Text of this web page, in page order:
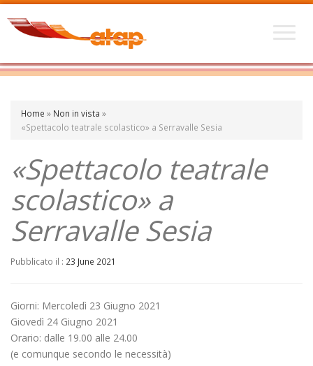
Home » Non in vista »
«Spettacolo teatrale scolastico» a Serravalle Sesia
«Spettacolo teatrale
scolastico» a
Serravalle Sesia
Pubblicato il : 23 June 2021
Giorni: Mercoledì 23 Giugno 2021
Giovedì 24 Giugno 2021
Orario: dalle 19.00 alle 24.00
(e comunque secondo le necessità)